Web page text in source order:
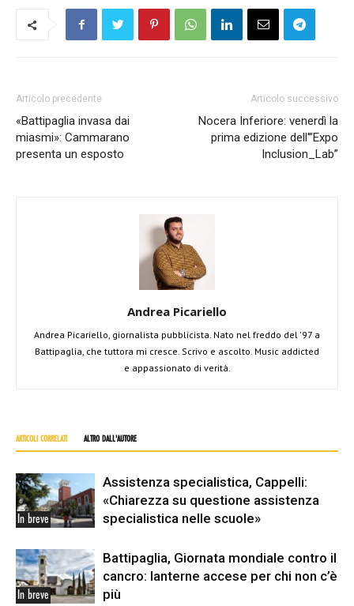
Articolo precedente
«Battipaglia invasa dai
miasmi»: Cammarano
presenta un esposto
Articolo successivo
Nocera Inferiore: venerdì la
prima edizione dell'”Expo
Inclusion_Lab”
Andrea Picariello
Andrea Picariello, giornalista pubblicista. Nato nel freddo del '97 a
Battipaglia, che tuttora mi cresce. Scrivo e ascolto. Music addicted
e appassionato di verità.
ARTICOLI CORRELATI ALTRO DALL'AUTORE
In breve
Assistenza specialistica, Cappelli:
«Chiarezza su questione assistenza
specialistica nelle scuole»
In breve
Battipaglia, Giornata mondiale contro il
cancro: lanterne accese per chi non c’è
più